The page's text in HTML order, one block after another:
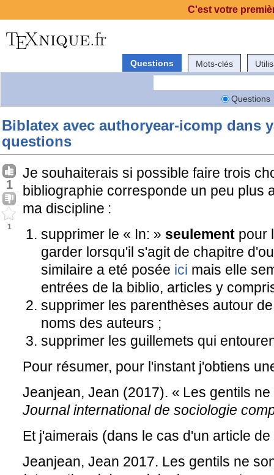
Questions Mots-clés
Questions
Biblatex avec authoryear-icomp dans
questions
1
1
Je souhaiterais si possible faire trois
bibliographie corresponde un peu plus
ma discipline :
supprimer le « In: » seulement pour
garder lorsqu'il s'agit de chapitre
similaire a eté posée ici mais elle
entrées de la biblio, articles y
supprimer les parenthèses autour
noms des auteurs ;
supprimer les guillemets qui
Pour résumer, pour l'instant j'obtiens
Jeanjean, Jean (2017). « Les gentils
Journal international de sociologie
Et j'aimerais (dans le cas d'un article
Jeanjean, Jean 2017. Les gentils ne
C'est votre